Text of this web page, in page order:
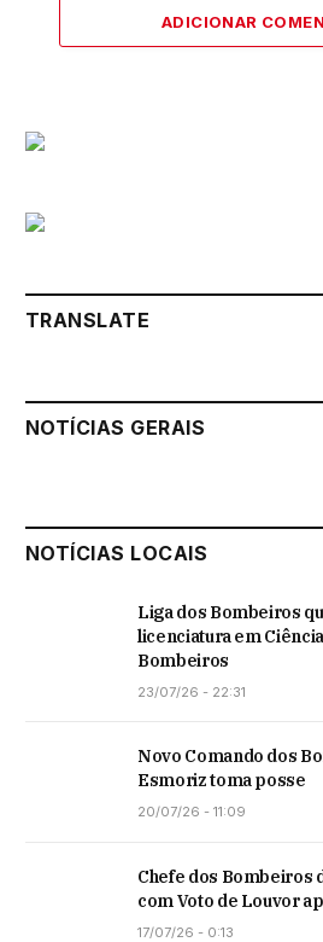
ADICIONAR
TRANSLATE
NOTÍCIAS GERAIS
NOTÍCIAS LOCAIS
Liga dos Bombeiros
licenciatura em
Bombeiros
23/07/26 - 22:31
Novo Comando dos
Esmoriz toma posse
20/07/26 - 11:09
Chefe dos Bombeiros
com Voto de Louvor
17/07/26 - 0:13